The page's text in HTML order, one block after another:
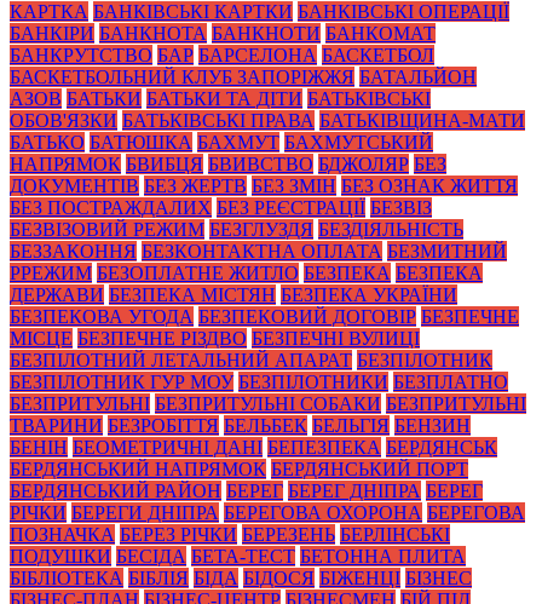
КАРТКА БАНКІВСЬКІ КАРТКИ БАНКІВСЬКІ ОПЕРАЦІЇ
БАНКІРИ БАНКНОТА БАНКНОТИ БАНКОМАТ
БАНКРУТСТВО БАР БАРСЕЛОНА БАСКЕТБОЛ
БАСКЕТБОЛЬНИЙ КЛУБ ЗАПОРІЖЖЯ БАТАЛЬЙОН
АЗОВ БАТЬКИ БАТЬКИ ТА ДІТИ БАТЬКІВСЬКІ
ОБОВ'ЯЗКИ БАТЬКІВСЬКІ ПРАВА БАТЬКІВЩИНА-МАТИ
БАТЬКО БАТЮШКА БАХМУТ БАХМУТСЬКИЙ
НАПРЯМОК БВИБЦЯ БВИВСТВО БДЖОЛЯР БЕЗ
ДОКУМЕНТІВ БЕЗ ЖЕРТВ БЕЗ ЗМІН БЕЗ ОЗНАК ЖИТТЯ
БЕЗ ПОСТРАЖДАЛИХ БЕЗ РЕЄСТРАЦІЇ БЕЗВІЗ
БЕЗВІЗОВИЙ РЕЖИМ БЕЗГЛУЗДЯ БЕЗДІЯЛЬНІСТЬ
БЕЗЗАКОННЯ БЕЗКОНТАКТНА ОПЛАТА БЕЗМИТНИЙ
РРЕЖИМ БЕЗОПЛАТНЕ ЖИТЛО БЕЗПЕКА БЕЗПЕКА
ДЕРЖАВИ БЕЗПЕКА МІСТЯН БЕЗПЕКА УКРАЇНИ
БЕЗПЕКОВА УГОДА БЕЗПЕКОВИЙ ДОГОВІР БЕЗПЕЧНЕ
МІСЦЕ БЕЗПЕЧНЕ РІЗДВО БЕЗПЕЧНІ ВУЛИЦІ
БЕЗПІЛОТНИЙ ЛЕТАЛЬНИЙ АПАРАТ БЕЗПІЛОТНИК
БЕЗПІЛОТНИК ГУР МОУ БЕЗПІЛОТНИКИ БЕЗПЛАТНО
БЕЗПРИТУЛЬНІ БЕЗПРИТУЛЬНІ СОБАКИ БЕЗПРИТУЛЬНІ
ТВАРИНИ БЕЗРОБІТТЯ БЕЛЬБЕК БЕЛЬГІЯ БЕНЗИН
БЕНІН БЕОМЕТРИЧНІ ДАНІ БЕПЕЗПЕКА БЕРДЯНСЬК
БЕРДЯНСЬКИЙ НАПРЯМОК БЕРДЯНСЬКИЙ ПОРТ
БЕРДЯНСЬКИЙ РАЙОН БЕРЕГ БЕРЕГ ДНІПРА БЕРЕГ
РІЧКИ БЕРЕГИ ДНІПРА БЕРЕГОВА ОХОРОНА БЕРЕГОВА
ПОЗНАЧКА БЕРЕЗ РІЧКИ БЕРЕЗЕНЬ БЕРЛІНСЬКІ
ПОДУШКИ БЕСІДА БЕТА-ТЕСТ БЕТОННА ПЛИТА
БІБЛІОТЕКА БІБЛІЯ БІДА БІДОСЯ БІЖЕНЦІ БІЗНЕС
БІЗНЕС-ПЛАН БІЗНЕС-ЦЕНТР БІЗНЕСМЕН БІЙ ПІД